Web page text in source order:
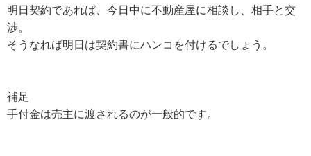
明日契約であれば、今日中に不動産屋に相談し、相手と交
渉。
そうなれば明日は契約書にハンコを付けるでしょう。
補足
手付金は売主に渡されるのが一般的です。